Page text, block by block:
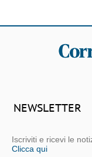
NEWSLETTER
Iscriviti e ricevi le
Clicca qui